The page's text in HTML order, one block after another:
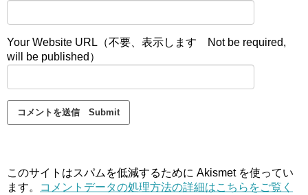
Your Website URL（不要、表示します Not be required,
will be published）
このサイトはスパムを低減するために Akismet を使ってい
ます。
コメントデータの処理方法の詳細はこちらをご覧く